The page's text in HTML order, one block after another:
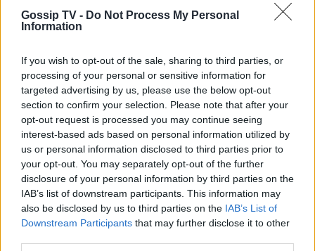
Gossip TV - Do Not Process My Personal
Information
If you wish to opt-out of the sale, sharing to third parties, or
processing of your personal or sensitive information for
targeted advertising by us, please use the below opt-out
section to confirm your selection. Please note that after your
opt-out request is processed you may continue seeing
interest-based ads based on personal information utilized by
us or personal information disclosed to third parties prior to
your opt-out. You may separately opt-out of the further
disclosure of your personal information by third parties on the
IAB’s list of downstream participants. This information may
also be disclosed by us to third parties on the IAB’s List of
Downstream Participants that may further disclose it to other
Φοίβος Δεληβοριάς για Νίκο
Καλογερόπουλο: «Καλή αντάμωση
κάπου στη Φύση» – Το συγκινητικό
αντίο
SHOWBIZ
Η Ρούλα Κορομηλά αποχαιρετά τον
σπουδαίο ηθοποιό Νίκο
Καλογερόπουλο με μια συγκινητική
ανάρτηση
Φωτιά στον Κουβαρά: «Ο αέρας είναι τρελός,
στρίβει συνέχεια» είπε ο δήμαρχος Λαυρεωτικής